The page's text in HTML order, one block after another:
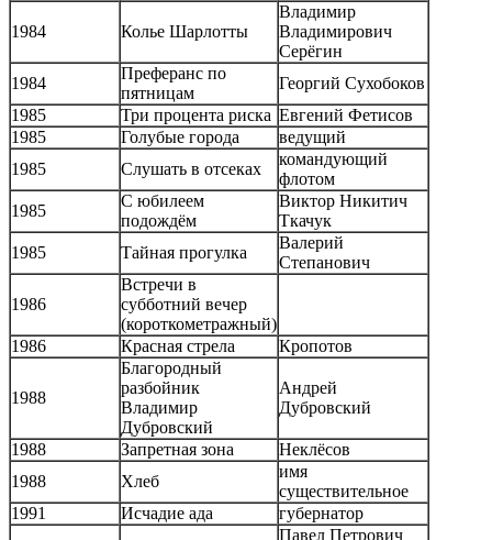
1984 Колье Шарлотты
Владимир
Владимирович
Серёгин
1984
Преферанс по
пятницам
Георгий Сухобоков
1985
Три процента риска Евгений Фетисов
1985
Голубые города
ведущий
1985
Слушать в отсеках
командующий
флотом
1985
С юбилеем
подождём
Виктор Никитич
Ткачук
1985
Тайная прогулка
Валерий
Степанович
1986
Встречи в
субботний вечер
(короткометражный)
1986
Красная стрела Кропотов
1988
Благородный
разбойник
Владимир
Дубровский
Андрей
Дубровский
1988 Запретная зона
Неклёсов
1988
Хлеб
имя
существительное
1991
Исчадие ада
губернатор
Павел Петрович